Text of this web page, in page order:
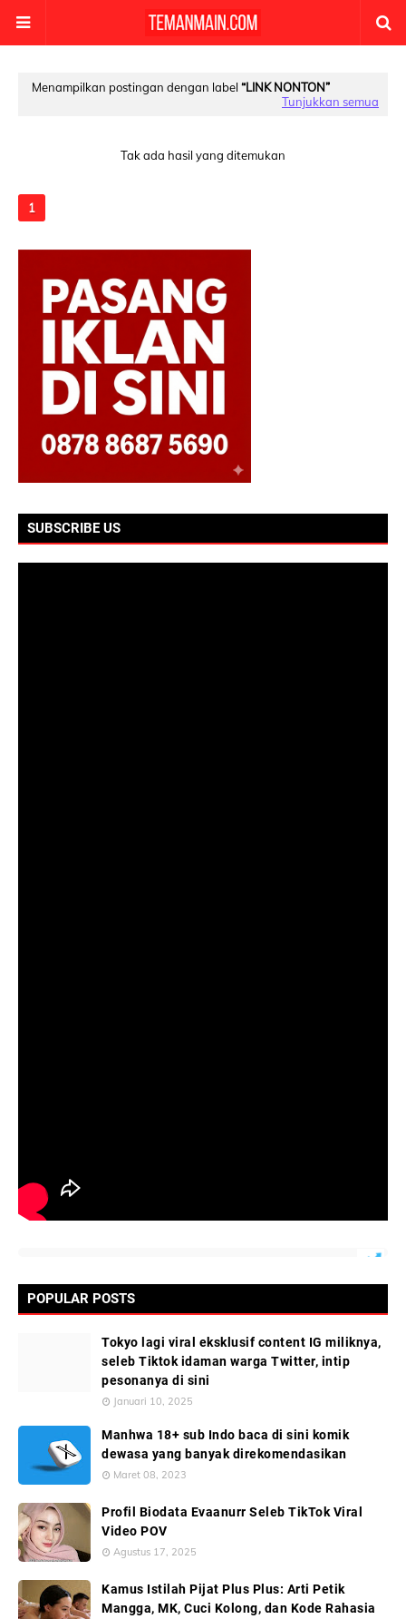
Menampilkan postingan dengan label
LINK NONTON
Tunjukkan semua
Tak ada hasil yang ditemukan
1
SUBSCRIBE US
POPULAR POSTS
Tokyo lagi viral eksklusif content IG miliknya,
seleb Tiktok idaman warga Twitter, intip
pesonanya di sini
Januari 10, 2025
Manhwa 18+ sub Indo baca di sini komik
dewasa yang banyak direkomendasikan
Maret 08, 2023
Profil Biodata Evaanurr Seleb TikTok Viral
Video POV
Agustus 17, 2025
Kamus Istilah Pijat Plus Plus: Arti Petik
Mangga, MK, Cuci Kolong, dan Kode Rahasia